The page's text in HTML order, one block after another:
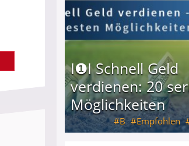
I❶I Schnell Geld
verdienen: 20
Möglichkeiten
B Empfohlen